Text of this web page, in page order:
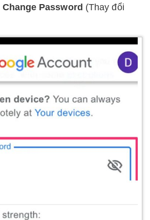
Change Password (Thay đổi